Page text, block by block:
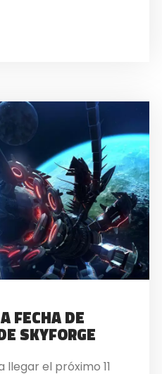
FECHA DE
SKYFORGE
llegar el próximo 11